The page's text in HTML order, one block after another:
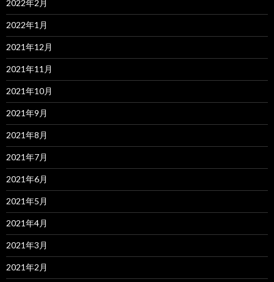
2022年2月
2022年1月
2021年12月
2021年11月
2021年10月
2021年9月
2021年8月
2021年7月
2021年6月
2021年5月
2021年4月
2021年3月
2021年2月